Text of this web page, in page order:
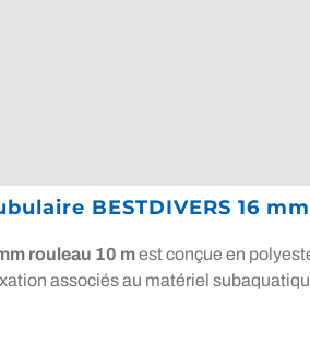
BESTDIVERS 16
rouleau 10 mest conçue en
associés au matériel